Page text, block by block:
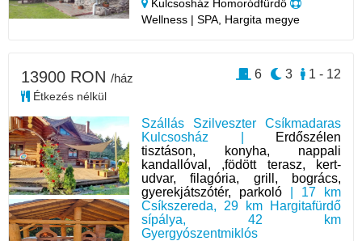
Kulcsosház Homoródfürdő
Wellness | SPA, Hargita megye
Szállás Szilveszter Csíkmadaras
Kulcsosház |
Erdőszélen
tisztáson, konyha, nappali
kandallóval, ,födött terasz, kert-
udvar, filagória, grill, bogrács,
gyerekjátszótér, parkoló | 17 km
Csíkszereda, 29 km Hargitafürdő
sípálya, 42 km
Gyergyószentmiklós
13900 RON /ház
Étkezés nélkül
1 - 12
3
6